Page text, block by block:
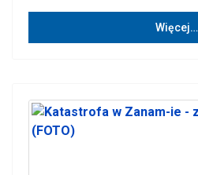
Więcej…